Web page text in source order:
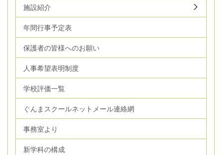
施設紹介
年間行事予定表
保護者の皆様へのお願い
人事希望表明制度
学校評価一覧
ぐんまスクールネットメール連絡網
事務室より
新学科の構成